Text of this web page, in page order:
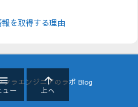
を取得する理由
フラエンジニアのラボ Blog
ュー

上へ